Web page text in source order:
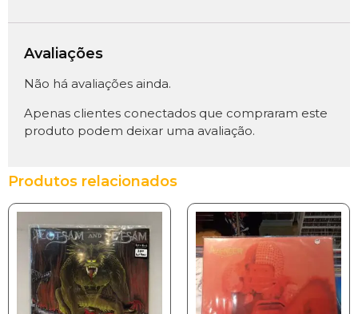
Avaliações
Não há avaliações ainda.
Apenas clientes conectados que compraram este
produto podem deixar uma avaliação.
Produtos relacionados